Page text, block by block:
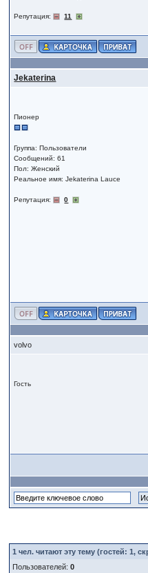
Репутация: 11
Jekaterina
Пионер
Группа: Пользователи
Сообщений: 61
Пол: Женский
Реальное имя: Jekaterina Lauce
Репутация: 0
volvo
Гость
1 чел. читают эту тему (гостей: 1,
Пользователей:0